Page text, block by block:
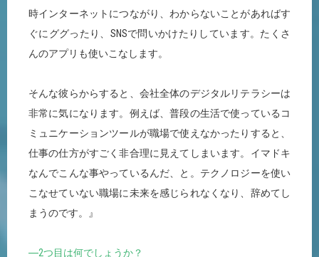
時インターネットにつながり、わからないことがあればす
ぐにググったり、SNSで問いかけたりしています。たくさ
んのアプリも使いこなします。
そんな彼らからすると、会社全体のデジタルリテラシーは
非常に気になります。例えば、普段の生活で使っているコ
ミュニケーションツールが職場で使えなかったりすると、
仕事の仕方がすごく非合理に見えてしまいます。イマドキ
なんでこんな事やっているんだ、と。テクノロジーを使い
こなせていない職場に未来を感じられなくなり、辞めてし
まうのです。』
―2つ目は何でしょうか？